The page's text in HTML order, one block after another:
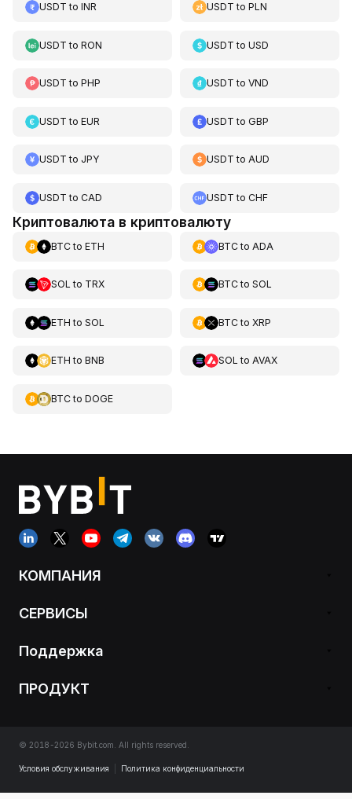
USDT to INR USDT toPLN
USDT to RON USDT toUSD
USDT to PHP USDT toVND
USDT to EUR USDT toGBP
USDT to JPY USDT toAUD
USDT to CAD USDT toCHF
Криптовалюта в криптовалюту
BTCto ETH BTCto ADA
SOL to TRX BTCto SOL
ETH to SOL BTCto XRP
ETH to BNB SOL to AVAX
BTCto DOGE
КОМПАНИЯ
СЕРВИСЫ
Поддержка
ПРОДУКТ
© 2018-2026 Bybit.com. All rights reserved.
Условия обслуживания Политика конфиденциальности